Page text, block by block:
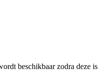
beschikbaar zodra deze is